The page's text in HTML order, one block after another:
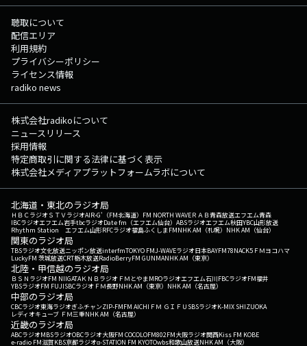
聴取について
配信エリア
利用規約
プライバシーポリシー
ライセンス情報
radiko news
株式会社radikoについて
ニュースリリース
採用情報
特定商取引に関する法律に基づく表示
株式会社メディアプラットフォームラボについて
北海道・東北のラジオ局
ＨＢＣラジオＳＴＶラジオAIR-G'（FM北海道） FM NORTH WAVEＲＡＢ青森放送エフエム青森
IBCラジオエフエム岩手tbcラジオDate fm（エフエム仙台） ABSラジオエフエム秋田YBC山形放送
Rhythm Station エフエム山形RFCラジオ福島ふくしまFMNHK AM（札幌） NHK AM（仙台）
関東のラジオ局
TBSラジオ文化放送ニッポン放送interfmTOKYO FMJ-WAVEラジオ日本BAYFM78NACK5 ＦＭヨコハマ
LuckyFM 茨城放送CRT栃木放送RadioBerryFM GUNMANHK AM（東京）
北陸・甲信越のラジオ局
ＢＳＮラジオFM NIIGATAＫＮＢラジオ ＦＭとやまMROラジオエフエム石川FBCラジオFM福井
YBSラジオFM FUJISBCラジオ ＦＭ長野NHK AM（東京） NHK AM（名古屋）
中部のラジオ局
CBCラジオ東海ラジオぎふチャンZIP-FMFM AICHI ＦＭ ＧＩＦＵ SBSラジオK-MIX SHIZUOKA
レディオキューブ ＦＭ三重NHK AM（名古屋）
近畿のラジオ局
ABCラジオMBSラジオOBCラジオ大阪FM COCOLOFM802FM大阪ラジオ関西Kiss FM KOBE
e-radio FM滋賀KBS京都ラジオα-STATION FM KYOTOwbs和歌山放送NHK AM（大阪）